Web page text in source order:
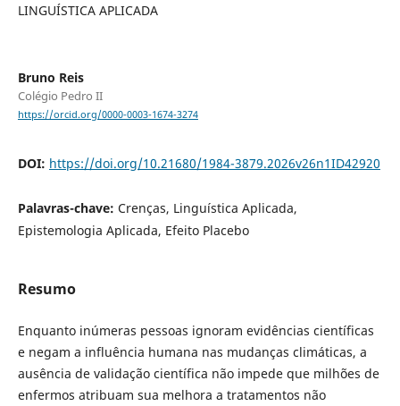
LINGUÍSTICA APLICADA
Bruno Reis
Colégio Pedro II
https://orcid.org/0000-0003-1674-3274
DOI: https://doi.org/10.21680/1984-3879.2026v26n1ID42920
Palavras-chave: Crenças, Linguística Aplicada,
Epistemologia Aplicada, Efeito Placebo
Resumo
Enquanto inúmeras pessoas ignoram evidências científicas
e negam a influência humana nas mudanças climáticas, a
ausência de validação científica não impede que milhões de
enfermos atribuam sua melhora a tratamentos não